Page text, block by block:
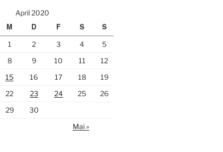
April 2020
M D F S S
1 2 3 4
5
8 9 10 11
12
15 16 17 18
19
22 23 24 25
26
29
30
Mai »